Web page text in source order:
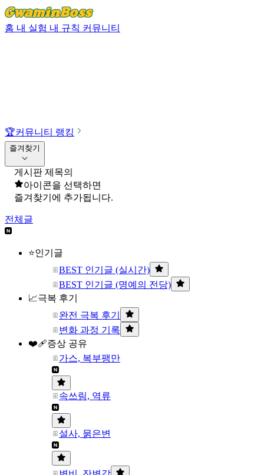
홈 내 실험 내 규칙 커뮤니티
🏆커뮤니티 랭킹
즐겨찾기
게시판 제목의
아이콘을 선택하면
즐겨찾기에 추가됩니다.
전체글
⭐인기글
BEST 인기글 (실시간)
BEST 인기글 (명예의 전당)
📈극복 후기
완전 극복 후기
변화 과정 기록
❤️‍🩹증상 공유
가스, 복부팽만
속쓰림, 역류
설사, 묽은변